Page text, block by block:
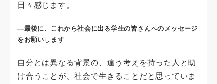
日々感じます。
―最後に、これから社会に出る学生の皆さんへのメッセージ
をお願いします
自分とは異なる背景の、違う考えを持った人と助
け合うことが、社会で生きることだと思っていま